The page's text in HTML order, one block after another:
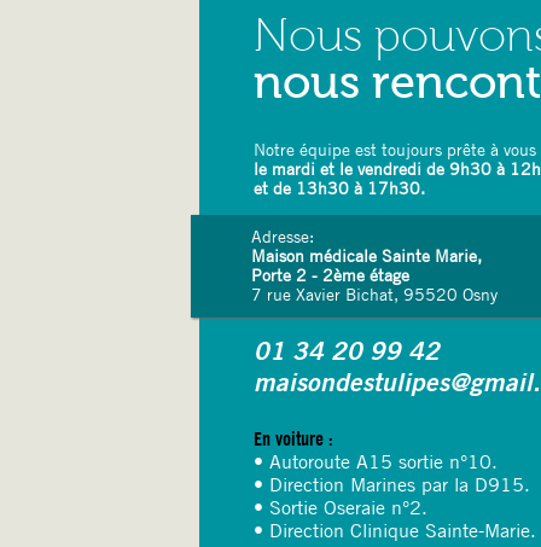
Nous
nous
Notre équipe est toujours prête à
le mardi et le vendredi de 9h30 à
et de 13h30 à 17h30.
Adresse:
Maison médicale Sainte Marie,
Porte 2 - 2ème étage
7 rue Xavier Bichat, 95520 Osny
01 34 20 99 42
En voiture :
• Autoroute A15 sortie n°10.
• Direction Marines par la D915.
• Sortie Oseraie n°2.
• Direction Clinique Sainte-Marie.